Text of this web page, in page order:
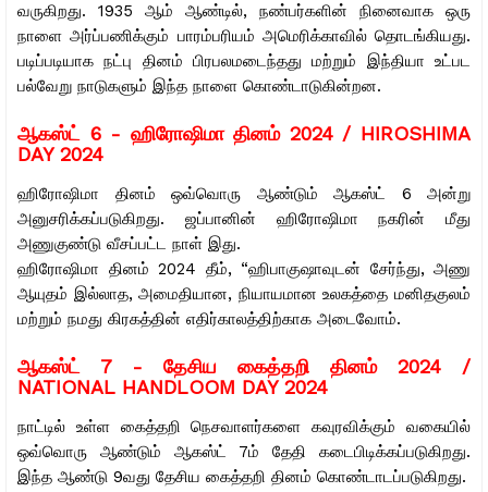
வருகிறது. 1935 ஆம் ஆண்டில், நண்பர்களின் நினைவாக ஒரு
நாளை அர்ப்பணிக்கும் பாரம்பரியம் அமெரிக்காவில் தொடங்கியது.
படிப்படியாக நட்பு தினம் பிரபலமடைந்தது மற்றும் இந்தியா உட்பட
பல்வேறு நாடுகளும் இந்த நாளை கொண்டாடுகின்றன.
ஆகஸ்ட் 6 - ஹிரோஷிமா தினம் 2024 / HIROSHIMA
DAY 2024
ஹிரோஷிமா தினம் ஒவ்வொரு ஆண்டும் ஆகஸ்ட் 6 அன்று
அனுசரிக்கப்படுகிறது. ஜப்பானின் ஹிரோஷிமா நகரின் மீது
அணுகுண்டு வீசப்பட்ட நாள் இது.
ஹிரோஷிமா தினம் 2024 தீம், “ஹிபாகுஷாவுடன் சேர்ந்து, அணு
ஆயுதம் இல்லாத, அமைதியான, நியாயமான உலகத்தை மனிதகுலம்
மற்றும் நமது கிரகத்தின் எதிர்காலத்திற்காக அடைவோம்.
ஆகஸ்ட் 7 - தேசிய கைத்தறி தினம் 2024 /
NATIONAL HANDLOOM DAY 2024
நாட்டில் உள்ள கைத்தறி நெசவாளர்களை கவுரவிக்கும் வகையில்
ஒவ்வொரு ஆண்டும் ஆகஸ்ட் 7ம் தேதி கடைபிடிக்கப்படுகிறது.
இந்த ஆண்டு 9வது தேசிய கைத்தறி தினம் கொண்டாடப்படுகிறது.